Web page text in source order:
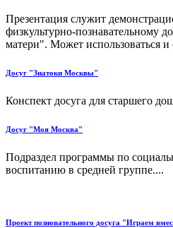
Презентация служит
физкультурно-познавательному
матери". Может использоваться и
Досуг "Знатоки Москвы"
Конспект досуга для старшего
Досуг "Моя Москва"
Подраздел программы по
воспитанию в средней группе....
Проект позновательного досуга "Играем